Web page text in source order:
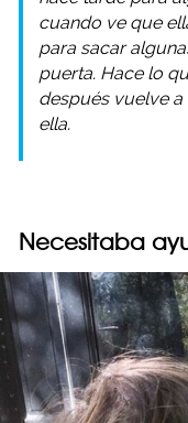
cuando ve que
para sacar
puerta. Hace lo
después vuelve
ella.
Necesitaba